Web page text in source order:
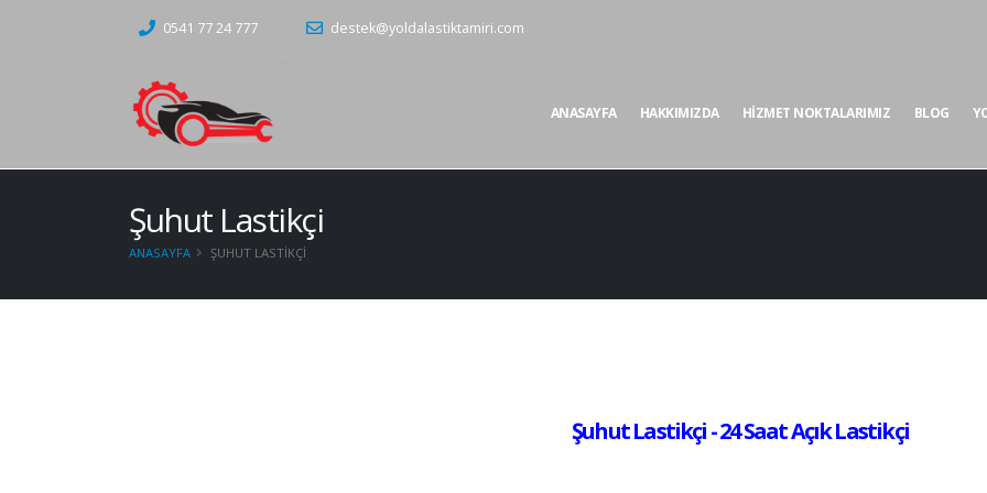
0541 77 24 777 destek@yoldalastiktamiri.com
ANASAYFA HAKKIMIZDA HIZMET NOKTALARIMIZ BLOG
Şuhut Lastikçi
ANASAYFA ŞUHUT LASTIKÇI
Şuhut Lastikçi - 24 Saat Açık Lastikçi